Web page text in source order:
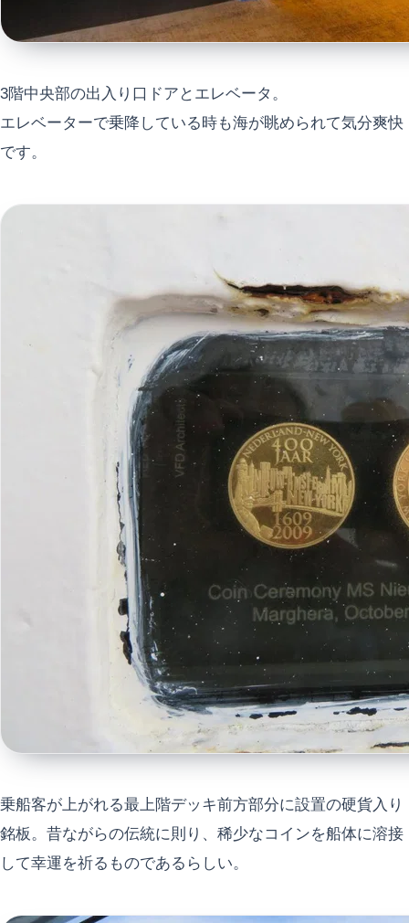
3階中央部の出入り口ドアとエレベータ。
エレベーターで乗降している時も海が眺められて気分爽快
です。
乗船客が上がれる最上階デッキ前方部分に設置の硬貨入り
銘板。昔ながらの伝統に則り、稀少なコインを船体に溶接
して幸運を祈るものであるらしい。